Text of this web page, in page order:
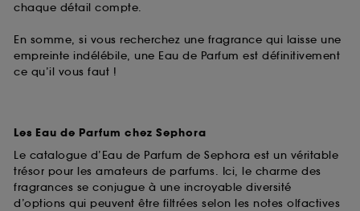
chaque détail compte.
En somme, si vous recherchez une fragrance qui laisse une
empreinte indélébile, une Eau de Parfum est définitivement
ce qu’il vous faut !
Les Eau de Parfum chez Sephora
Le catalogue d’Eau de Parfum de Sephora est un véritable
trésor pour les amateurs de parfums. Ici, le charme des
fragrances se conjugue à une incroyable diversité
d’options qui peuvent être filtrées selon les notes olfactives